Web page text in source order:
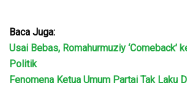
Baca Juga:
Usai Bebas, Romahurmuziy ‘Comeback’
Politik
Fenomena Ketua Umum Partai Tak Laku